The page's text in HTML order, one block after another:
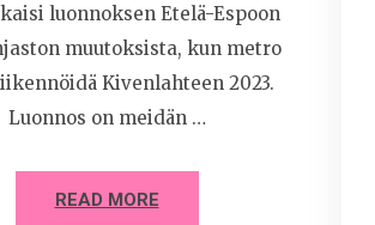
luonnoksen Etelä-Espoon
muutoksista, kun metro
Kivenlahteen 2023.
Luonnos on meidän …
READ MORE